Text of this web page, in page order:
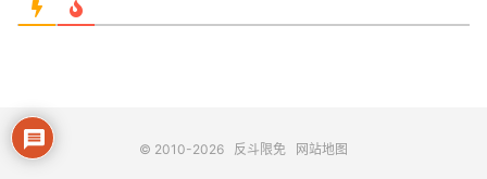
© 2010-2026 反斗限免 网站地图